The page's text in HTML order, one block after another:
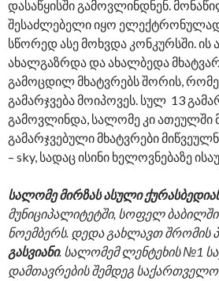
დასაწყისში გამოვლინდნენ.
შესაძლებელი იყო
სწორედ ასე მოხვდა კონკურსში. ის
ახალგაზრდა და ახალბედა
გამოცდილ მხატვრებს შორის,
გამარჯვება მოიპოვეს. სულ 13
გამოვლინდა, სალომე კი ათეულში
გამარჯვებული მხატვრები
– sky, სადაც ისინი ხელოვნებაზე
სალომე მირზას ასული
მუნიციპალიტეტში, სოფელ
ნოემბერს. დედა გახლავთ შრომის
გასვიანი. სალომემ ლენტეხის №1
დამთავრების შემდეგ